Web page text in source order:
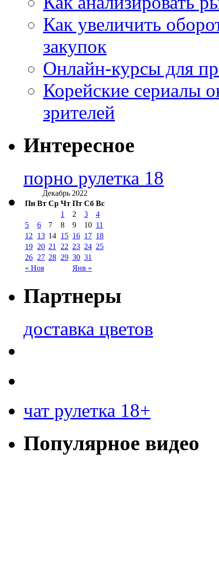
Как увеличить
закупок
Онлайн-курсы для
Корейские сериалы
зрителей
Интересное
порно рулетка 18
Декабрь 2022
Пн Вт Ср Чт Пт Сб Вс
« Ноя Янв »
1 2 3
4
5
6 7 8 9 10 11
12
13 14 15 16 17 18
19 20 21 22 23 24 25
26 27 28 29 30 31
Партнеры
доставка цветов
чат рулетка 18+
Популярное видео